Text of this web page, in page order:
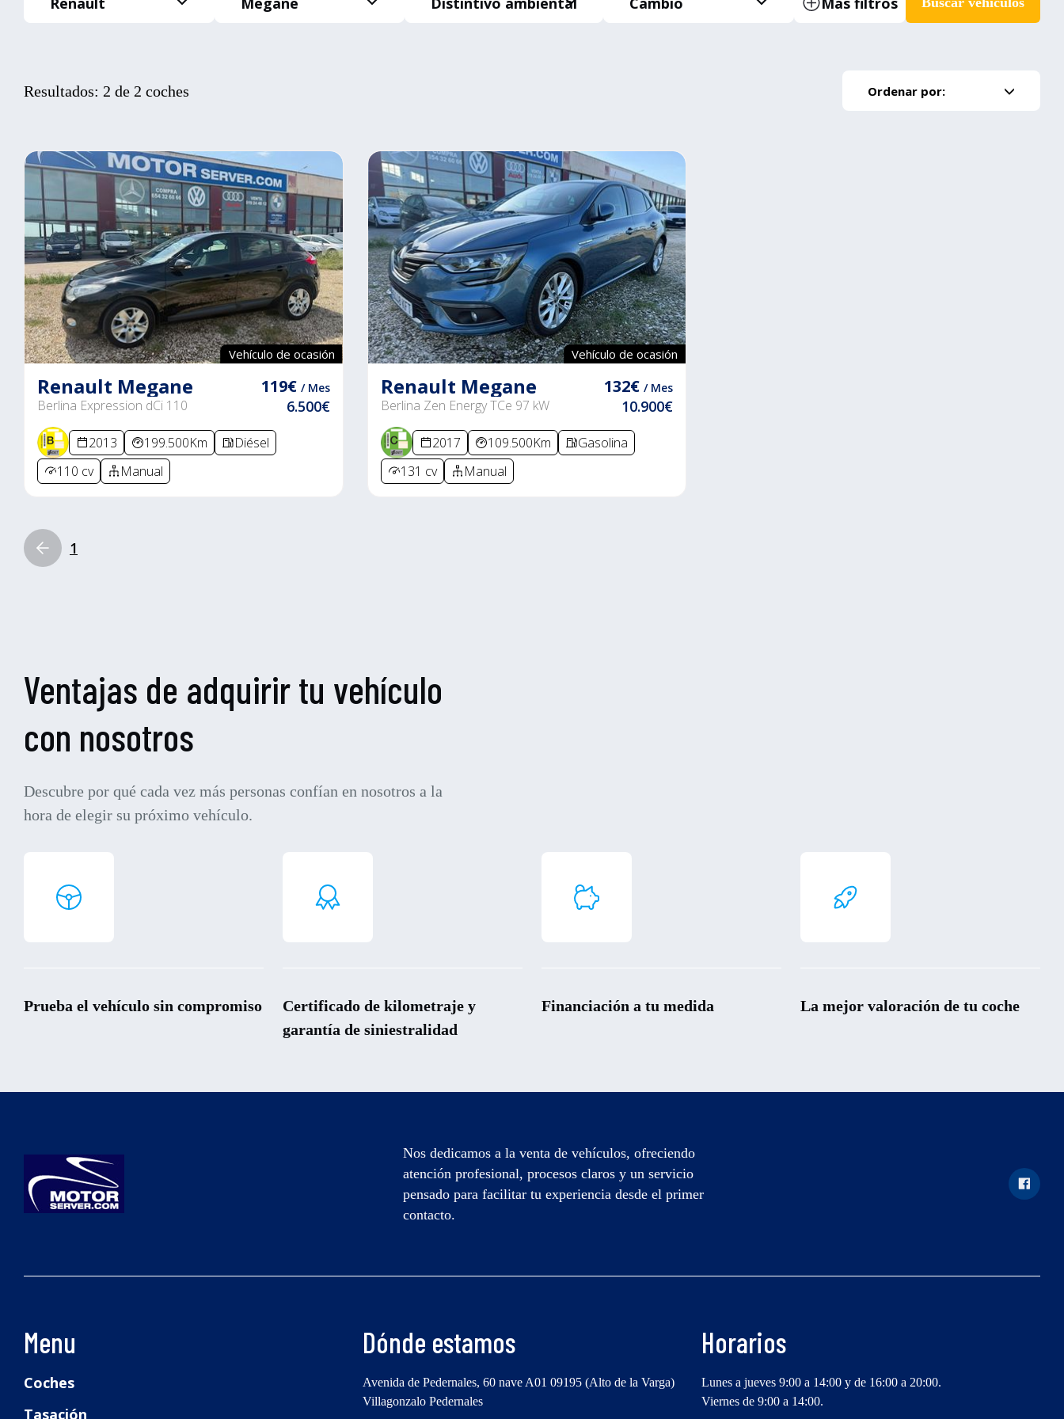
Resultados: 2 de 2 coches Ordenar por:
Vehículo de ocasión
Renault Megane
Berlina Expression dCi 110
119€ / Mes
6.500€
2013 199.500Km
Diésel
110 cv
Manual
Vehículo de ocasión
Renault Megane
Berlina Zen Energy TCe 97 kW
132€/ Mes
10.900€
2017 109.500Km
Gasolina
131 cv
Manual
1
Ventajas de adquirir tu vehículo
con nosotros
Descubre por qué cada vez más personas confían en nosotros a la
hora de elegir su próximo vehículo.
Prueba el vehículo sin compromiso
Certificado de kilometraje y
garantía de siniestralidad
Financiación a tu medida La mejor valoración de tu coche
Nos dedicamos a la venta de vehículos, ofreciendo
atención profesional, procesos claros y un servicio
pensado para facilitar tu experiencia desde el primer
contacto.
Menu
Coches
Tasación
Dónde estamos
Avenida de Pedernales, 60 nave A01 09195 (Alto de la Varga)
Villagonzalo Pedernales
Horarios
Lunes a jueves 9:00 a 14:00 y de 16:00 a 20:00.
Viernes de 9:00 a 14:00.